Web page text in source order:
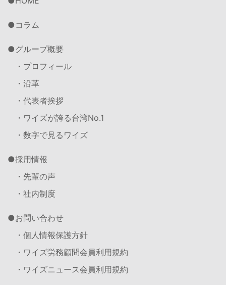
コラム
グループ概要
・プロフィール
・沿革
・代表者挨拶
・ワイズが誇る台湾No.1
・数字で見るワイズ
採用情報
・先輩の声
・社内制度
お問い合わせ
・個人情報保護方針
・ワイズ労務顧問会員利用規約
・ワイズニュース会員利用規約